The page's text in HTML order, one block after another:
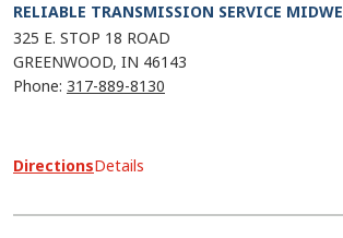
RELIABLE TRANSMISSION SERVICE MIDWE
325 E. STOP 18 ROAD
GREENWOOD IN 46143
Phone: 317-889-8130
DirectionsDetails